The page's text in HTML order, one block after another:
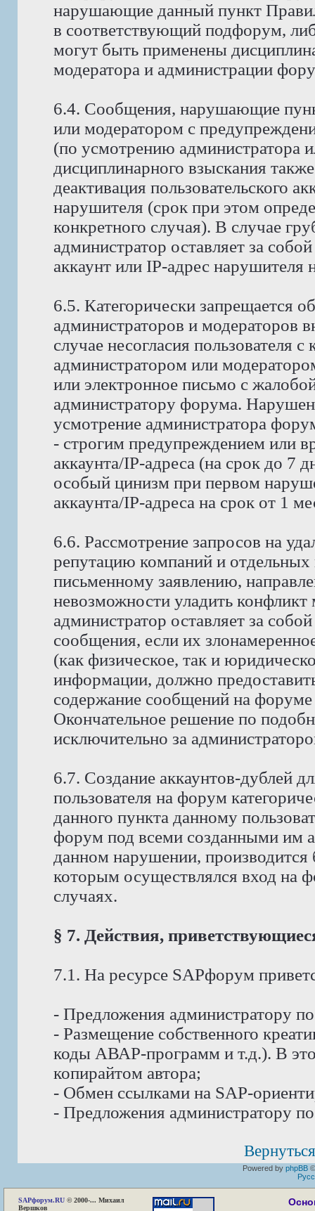
нарушающие данный пункт
в соответствующий подфорум,
могут быть применены
модератора и администрации
6.4. Сообщения, нарушающие
или модератором с
(по усмотрению администратора
дисциплинарного взыскания
деактивация пользовательского
нарушителя (срок при этом
конкретного случая). В случае
администратор оставляет за
аккаунт или IP-адрес нарушителя
6.5. Категорически запрещается
администраторов и модераторов
случае несогласия
администратором или
или электронное письмо с
администратору форума.
усмотрение администратора
- строгим предупреждением или
аккаунта/IP-адреса (на срок до 7
особый цинизм при первом
аккаунта/IP-адреса на срок от 1
6.6. Рассмотрение запросов на
репутацию компаний и отдельных
письменному заявлению,
невозможности уладить
администратор оставляет за
сообщения, если их
(как физическое, так и
информации, должно
содержание сообщений на форуме
Окончательное решение по
исключительно за
6.7. Создание аккаунтов-дублей
пользователя на форум
данного пункта данному
форум под всеми созданными им
данном нарушении, производится
которым осуществлялся вход на
случаях.
§ 7. Действия,
7.1. На ресурсе SAPфорум
- Предложения администратору
- Размещение собственного
коды АВАР-программ и т.д.). В
копирайтом автора;
- Обмен ссылками на SAP-
- Предложения администратору
Powered by phpBB
SAPфорум.RU © 2000-... Михаил
Вершков